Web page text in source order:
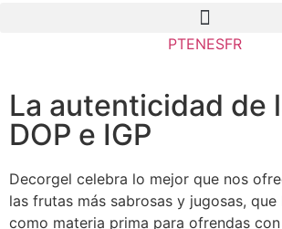
PTENESFR
La autenticidad de
DOP e IGP
Decorgel celebra lo mejor que nos
las frutas más sabrosas y jugosas,
como materia prima para ofrendas